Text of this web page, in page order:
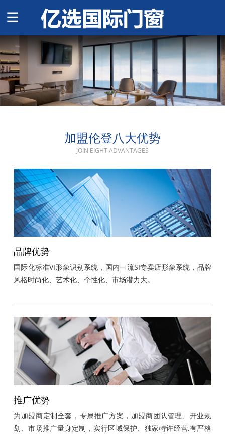
加盟伦登八大优势
JOIN EIGHT ADVANTAGES
品牌优势
国际化标准VI形象识别系统，国内一流SI专卖店形象系统，品牌
风格时尚化、艺术化、个性化、市场潜力大。
推广优势
为加盟商定制全套，专属推广方案，加盟商团队管理、开业规
划、市场推广量身定制，实行区域保护、独家特许经营,有严格